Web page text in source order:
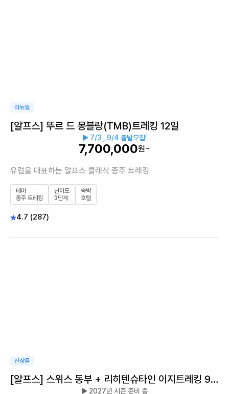
리뉴얼
[알프스] 뚜르 드 몽블랑(TMB)트레킹 12일
▶ 7/3 , 9/4 출발모집!
7,700,000원~
유럽을 대표하는 알프스 클래식 종주 트레킹
테마
종주 트레킹
난이도
3단계
숙박
호텔
4.7 (287)
신상품
[알프스] 스위스 동부 + 리히텐슈타인 이지트레킹 9
▶ 2027년 시즌 준비 중